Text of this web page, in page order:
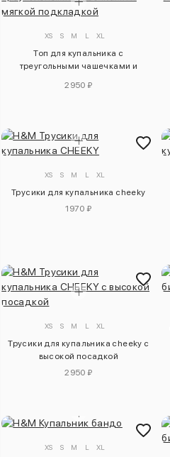
XS S M L XL
Топ для купальника с
треугольными чашечками и
2950 ₽
XS S M L XL
Трусики для купальника cheeky
1970 ₽
XS S M L XL
Трусики для купальника cheeky с
высокой посадкой
2950 ₽
XS S M L XL